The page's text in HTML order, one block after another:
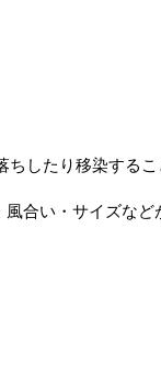
したり移染するこ
合い・サイズな